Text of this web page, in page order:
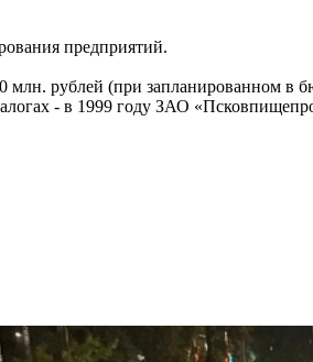
предприятий.
рублей (при запланированном в
- в 1999 году ЗАО